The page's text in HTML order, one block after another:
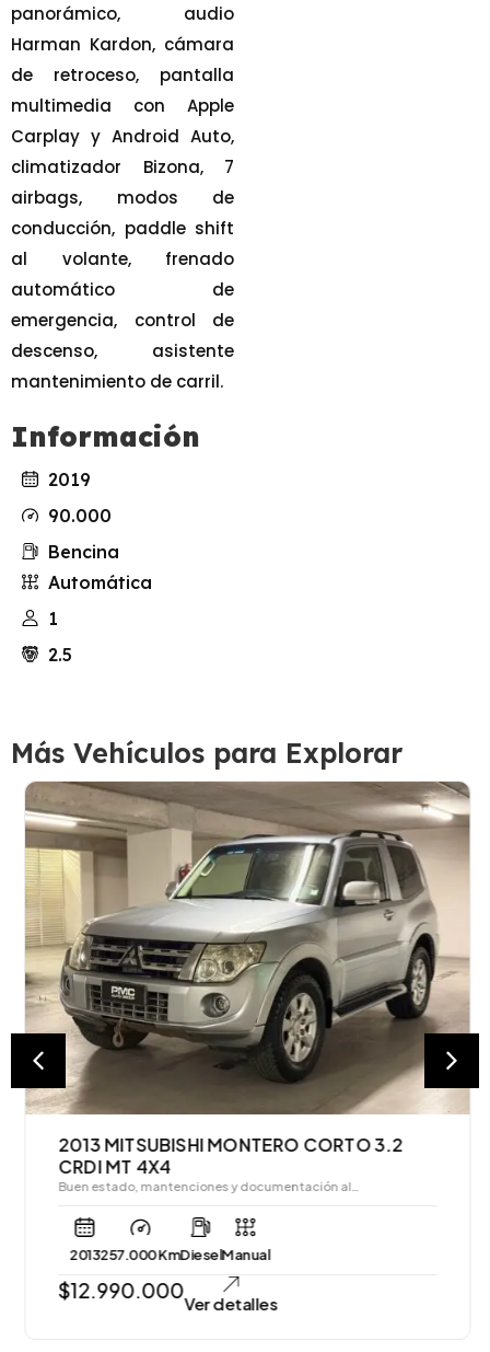
panorámico, audio
Harman Kardon, cámara
de retroceso, pantalla
multimedia con Apple
Carplay y Android Auto,
climatizador Bizona, 7
airbags, modos de
conducción, paddle shift
al volante, frenado
automático de
emergencia, control de
descenso, asistente
mantenimiento de carril.
Información
2019
90.000
Bencina
Automática
1
2.5
Más Vehículos para Explorar
2013 MITSUBISHI MONTERO CORTO 3.2
CRDI MT 4X4
Buen estado, mantenciones y documentación al…
2013257.000 KmDieselManual
$12.990.000
Ver detalles